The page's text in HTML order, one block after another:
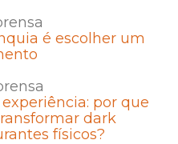
é escolher um
por que
dark
físicos?